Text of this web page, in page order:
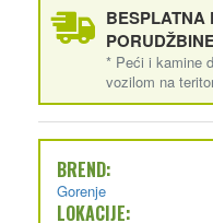
BESPLATNA
* Peći i kamine
vozilom na
BREND:
Gorenje
LOKACIJE: